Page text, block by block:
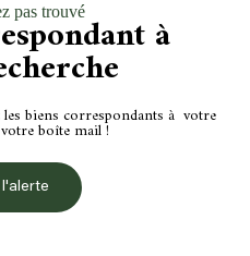
pas trouvé à
les biens correspondants à votre
boîte mail !